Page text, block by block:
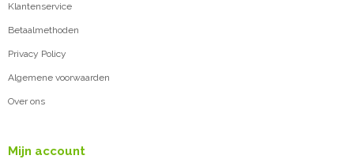
Klantenservice
Betaalmethoden
Privacy Policy
Algemene voorwaarden
Over ons
Mijn account